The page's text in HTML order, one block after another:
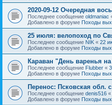
2020-09-12 Очередная
Последнее сообщение oldmaniac
Добавлено в форуме Походы
25 июля: велопоход по
Последнее сообщение NIK « 22
Добавлено в форуме Походы
Караван "День варенья
Последнее сообщение Flubber «
Добавлено в форуме Походы
Перенос: Псковская обл.
Последнее сообщение denis516 «
Добавлено в форуме Походы